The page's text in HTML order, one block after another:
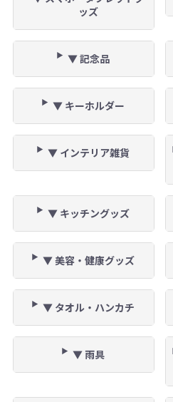
ッズ
▼ 記念品
▼ キーホルダー
▼ インテリア雑貨
▼ キッチングッズ
▼ 美容・健康グッズ
▼ タオル・ハンカチ
▼ 雨具